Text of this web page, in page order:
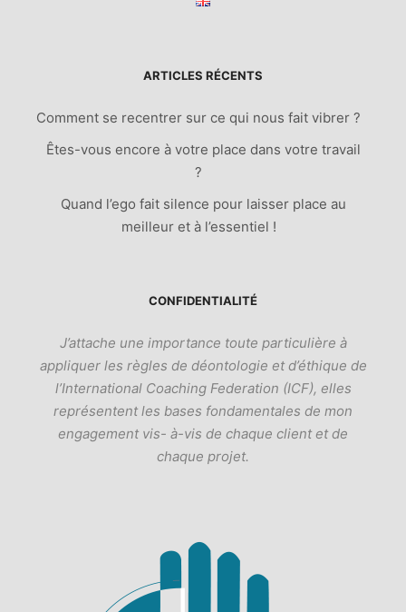
ARTICLES RÉCENTS
Comment se recentrer sur ce qui nous fait vibrer ?
Êtes-vous encore à votre place dans votre travail
?
Quand l’ego fait silence pour laisser place au
meilleur et à l’essentiel !
CONFIDENTIALITÉ
J’attache une importance toute particulière à
appliquer les règles de déontologie et d’éthique de
l’International Coaching Federation (ICF), elles
représentent les bases fondamentales de mon
engagement vis- à-vis de chaque client et de
chaque projet.